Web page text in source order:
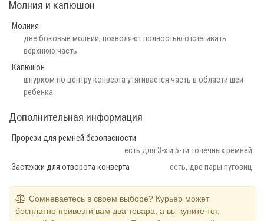
Молния и капюшон
Молния
две боковые молнии, позволяют полностью отстегивать
верхнюю часть
Капюшон
шнурком по центру конверта утягивается часть в области шеи
ребенка
Дополнительная информация
Прорези для ремней безопасности
есть для 3-х и 5-ти точечных ремней
Застежки для отворота конверта
есть, две пары пуговиц
Сомневаетесь в своем выборе? Курьер может
бесплатно привезти вам два товара, а вы купите тот,